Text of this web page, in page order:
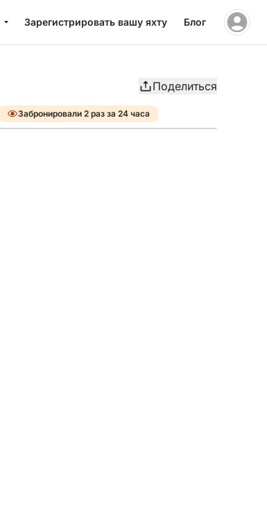
Зарегистрировать вашу яхту Блог
Поделиться
Забронировали 2 раз за 24 часа